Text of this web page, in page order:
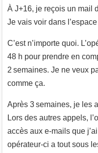
À J+16, je reçois un mail
Je vais voir dans
C’est n’importe quoi.
48 h pour prendre en
2 semaines. Je ne veux
comme ça.
Après 3 semaines, je les
Lors des autres appels,
accès aux e-mails que
opérateur-ci a tout sous